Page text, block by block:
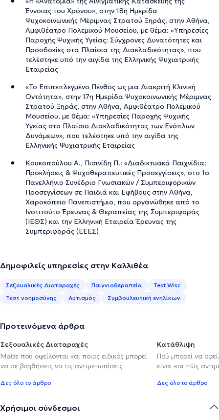
Έννοιας του Χρόνου», στην 18η Ημερίδα
Ψυχοκοινωνικής Μέριμνας Στρατού Ξηράς, στην Αθήνα,
Αμφιθέατρο Πολεμικού Μουσείου, με θέμα: «Υπηρεσίες
Παροχής Ψυχικής Υγείας: Σύγχρονες Δυνατότητες και
Προσδοκίες στα Πλαίσια της Διακλαδικότητας», που
τελέστηκε υπό την αιγίδα της Ελληνικής Ψυχιατρικής
Εταιρείας
«Το Επιπεπλεγμένο Πένθος ως μια Διακριτή Κλινική
Οντότητα», στην 17η Ημερίδα Ψυχοκοινωνικής Μέριμνας
Στρατού Ξηράς, στην Αθήνα, Αμφιθέατρο Πολεμικού
Μουσείου, με θέμα: «Υπηρεσίες Παροχής Ψυχικής
Υγείας στο Πλαίσιο Διακλαδικότητας των Ενόπλων
Δυνάμεων», που τελέστηκε υπό την αιγίδα της
Ελληνικής Ψυχιατρικής Εταιρείας
Κουκοπούλου Α., Πισινίδη Π.: «Διαδικτυακά Παιχνίδια:
Προκλήσεις & Ψυχοθεραπευτικές Προσεγγίσεις», στο 1ο
Πανελλήνιο Συνέδριο Γνωσιακών / Συμπεριφορικών
Προσεγγίσεων σε Παιδιά και Εφήβους στην Αθήνα,
Χαροκόπειο Πανεπιστήμιο, που οργανώθηκε από το
Ινστιτούτο Έρευνας & Θεραπείας της Συμπεριφοράς
(ΙΕΘΣ) και την Ελληνική Εταιρεία Έρευνας της
Συμπεριφοράς (ΕΕΕΣ)
Δημοφιλείς υπηρεσίες στην Καλλιθέα
Σεξουαλικές Διαταραχές Παιγνιοθεραπεία
Test Wisc
Τεστ νοημοσύνης
Αυτισμός Συμβουλευτική ενηλίκων
Προτεινόμενα άρθρα
Σεξουαλικές Διαταραχές
Μάθε πού οφείλονται και ποιος ειδικός μπορεί
να σε βοηθήσεις να τις αντιμετωπίσεις
Δες όλο το άρθρο
Κατάθλιψη
Πού μπορεί να
είναι και πώς
Δες όλο το άρθρο
Χρήσιμοι σύνδεσμοι